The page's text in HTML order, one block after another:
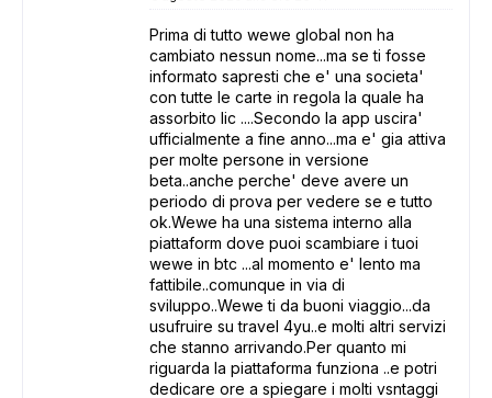
Prima di tutto wewe global non ha
cambiato nessun nome...ma se ti fosse
informato sapresti che e' una societa'
con tutte le carte in regola la quale ha
assorbito lic ....Secondo la app uscira'
ufficialmente a fine anno...ma e' gia attiva
per molte persone in versione
beta..anche perche' deve avere un
periodo di prova per vedere se e tutto
ok.Wewe ha una sistema interno alla
piattaform dove puoi scambiare i tuoi
wewe in btc ...al momento e' lento ma
fattibile..comunque in via di
sviluppo..Wewe ti da buoni viaggio...da
usufruire su travel 4yu..e molti altri servizi
che stanno arrivando.Per quanto mi
riguarda la piattaforma funziona ..e potri
dedicare ore a spiegare i molti vsntaggi